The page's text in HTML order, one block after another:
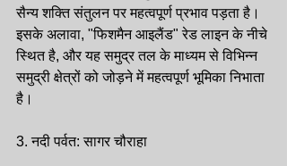
सैन्य शक्ति संतुलन पर महत्वपूर्ण प्रभाव पड़ता है।
इसके अलावा, "फिशमैन आइलैंड" रेड लाइन के नीचे
स्थित है, और यह समुद्र तल के माध्यम से विभिन्न
समुद्री क्षेत्रों को जोड़ने में महत्वपूर्ण भूमिका निभाता
है।
3. नदी पर्वत: सागर चौराहा